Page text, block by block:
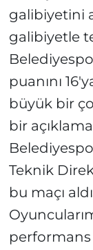
galibiyetini
galibiyetle
puanını
büyük bir
bir
Teknik
bu maçı